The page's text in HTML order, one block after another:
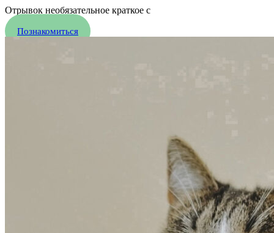
Отрывок необязательное краткое с
Познакомиться